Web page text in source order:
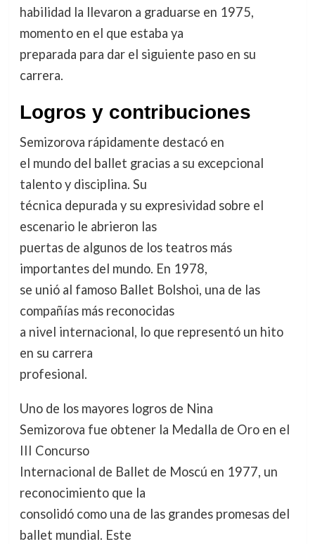
habilidad la llevaron a graduarse en 1975,
momento en el que estaba ya
preparada para dar el siguiente paso en su
carrera.
Logros y contribuciones
Semizorova rápidamente destacó en
el mundo del ballet gracias a su excepcional
talento y disciplina. Su
técnica depurada y su expresividad sobre el
escenario le abrieron las
puertas de algunos de los teatros más
importantes del mundo. En 1978,
se unió al famoso Ballet Bolshoi, una de las
compañías más reconocidas
a nivel internacional, lo que representó un hito
en su carrera
profesional.
Uno de los mayores logros de Nina
Semizorova fue obtener la Medalla de Oro en el
III Concurso
Internacional de Ballet de Moscú en 1977, un
reconocimiento que la
consolidó como una de las grandes promesas del
ballet mundial. Este